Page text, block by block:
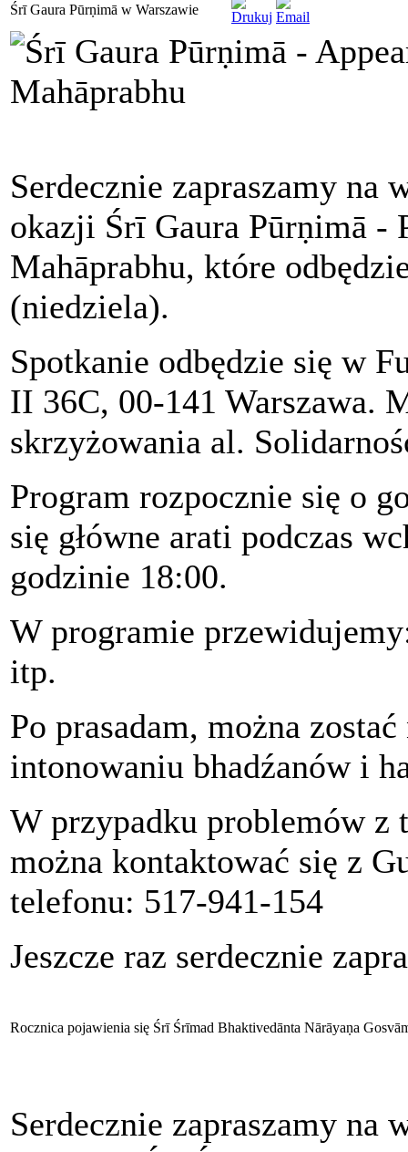
Śrī Gaura Pūrṇimā w Warszawie
Serdecznie zapraszamy
okazji Śrī Gaura Pūrṇimā -
Mahāprabhu, które
(niedziela).
Spotkanie odbędzie się w
II 36C, 00-141 Warszawa.
skrzyżowania al.
Program rozpocznie się o
się główne arati podczas
godzinie 18:00.
W programie
itp.
Po prasadam, można
intonowaniu bhadźanów i
W przypadku problemów
można kontaktować się z
telefonu: 517-941-154
Jeszcze raz serdecznie
Rocznica pojawienia się Śrī Śrīmad Bhaktivedānta Nārāyaṇa
Serdecznie zapraszamy